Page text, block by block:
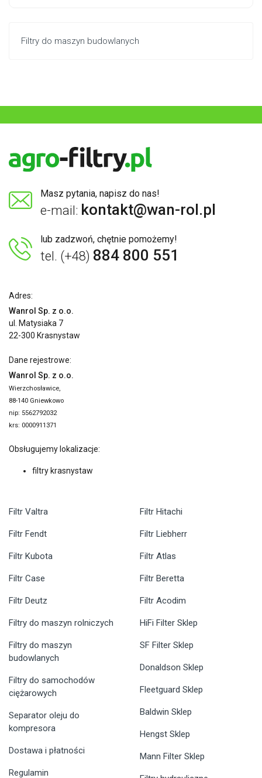
Filtry do maszyn budowlanych
Masz pytania, napisz do nas!
e-mail: kontakt@wan-rol.pl
lub zadzwoń, chętnie pomożemy!
tel. (+48) 884 800 551
Adres:
Wanrol Sp. z o.o.
ul. Matysiaka 7
22-300 Krasnystaw
Dane rejestrowe:
Wanrol Sp. z o.o.
Wierzchosławice,
88-140 Gniewkowo
nip: 5562792032
krs: 0000911371
Obsługujemy lokalizacje:
filtry krasnystaw
Filtr Valtra
Filtr Fendt
Filtr Kubota
Filtr Case
Filtr Deutz
Filtr Hitachi
Filtr Liebherr
Filtr Atlas
Filtr Beretta
Filtr Acodim
Filtry do maszyn rolniczych
Filtry do maszyn
budowlanych
Filtry do samochodów
ciężarowych
Separator oleju do
kompresora
Dostawa i płatności
Regulamin
HiFi Filter Sklep
SF Filter Sklep
Donaldson Sklep
Fleetguard Sklep
Baldwin Sklep
Hengst Sklep
Mann Filter Sklep